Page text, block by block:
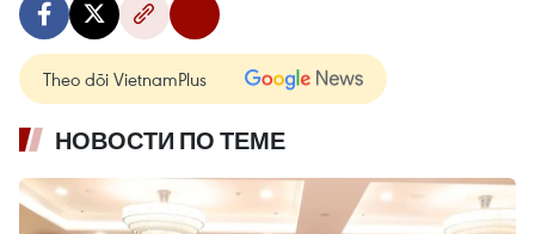
Theo dõi VietnamPlus
НОВОСТИ ПО ТЕМЕ